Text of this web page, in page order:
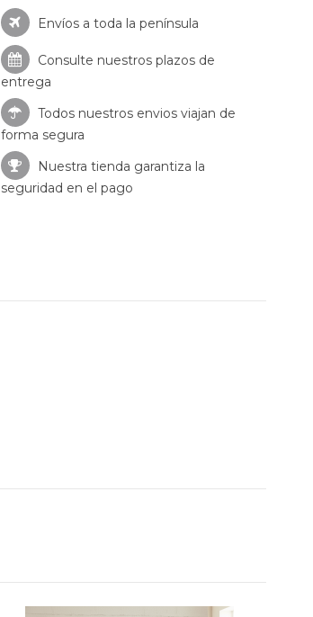
Envíos a toda la península
Consulte nuestros plazos de
entrega
Todos nuestros envios viajan de
forma segura
Nuestra tienda garantiza la
seguridad en el pago